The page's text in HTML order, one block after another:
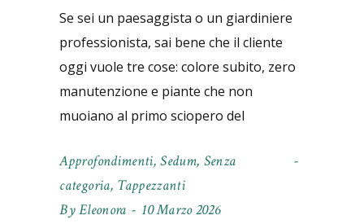
Se sei un paesaggista o un giardiniere
professionista, sai bene che il cliente
oggi vuole tre cose: colore subito, zero
manutenzione e piante che non
muoiano al primo sciopero del
Approfondimenti,Sedum, Senza
categoria, Tappezzanti
ByEleonora 10 Marzo 2026